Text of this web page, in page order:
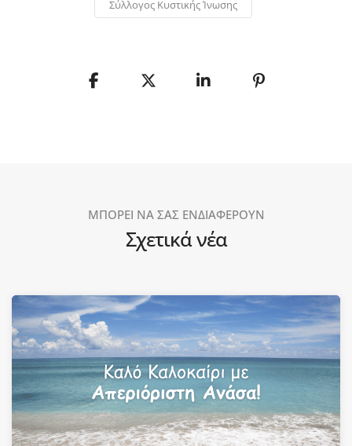
Σύλλογος Κυστικής Ίνωσης
ΜΠΟΡΕΙ ΝΑ ΣΑΣ ΕΝΔΙΑΦΕΡΟΥΝ
Σχετικά νέα